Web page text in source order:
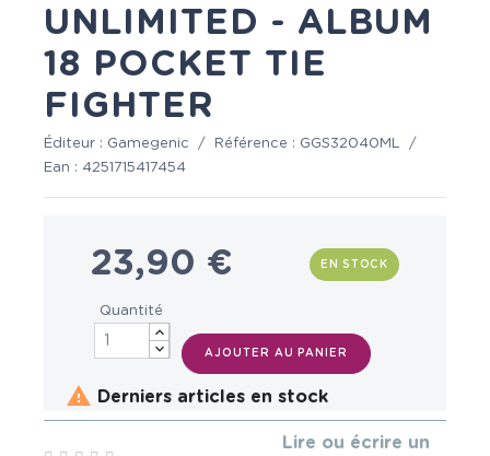
UNLIMITED - ALBUM
18 POCKET TIE
FIGHTER
Éditeur : Gamegenic / Référence : GGS32040ML
/
Ean : 4251715417454
23,90 € EN STOCK
Quantité
AJOUTER AU PANIER
 Derniers articles en stock
Lire ou écrire un